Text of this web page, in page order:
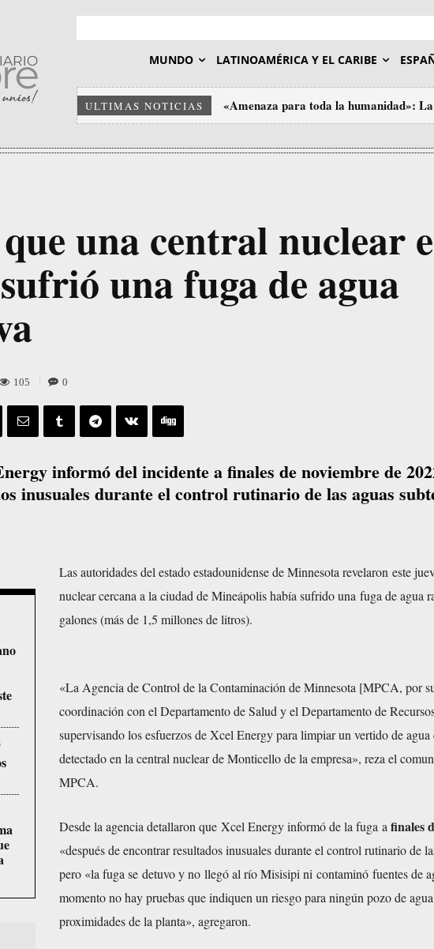
MUNDO LATINOAMÉRICA Y EL CARIBE
ULTIMAS NOTICIAS «Amenaza para toda la humanidad»:
una central nuclear
una fuga de agua
105 0
informó del incidente a finales de noviembre de
inusuales durante el control rutinario de las aguas
Las autoridades del estado estadounidense de Minnesota revelaron este
nuclear cercana a la ciudad de Mineápolis había sufrido una fuga de agua
galones (más de 1,5 millones de litros).
«La Agencia de Control de la Contaminación de Minnesota [MPCA, por
coordinación con el Departamento de Salud y el Departamento de
supervisando los esfuerzos de Xcel Energy para limpiar un vertido de
detectado en la central nuclear de Monticello de la empresa», reza el
MPCA.
Desde la agencia detallaron que Xcel Energy informó de la fuga afinales
«después de encontrar resultados inusuales durante el control rutinario de
pero «la fuga se detuvo y no llegó al río Misisipi ni contaminó fuentes de
momento no hay pruebas que indiquen un riesgo para ningún pozo de
proximidades de la planta», agregaron.